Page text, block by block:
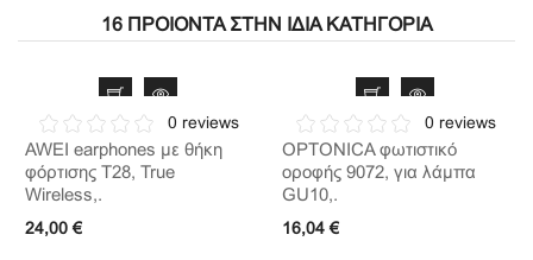
16 ΠΡΟΙΌΝΤΑ ΣΤΗΝ ΊΔΙΑ ΚΑΤΗΓΟΡΊΑ
0 reviews
AWEI earphones με θήκη
φόρτισης T28, True
Wireless,.
24,00 €
0 reviews
OPTONICA φωτιστικό
οροφής 9072, για λάμπα
GU10,.
16,04 €